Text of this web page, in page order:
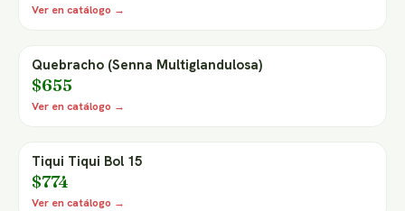
Ver en catálogo →
Quebracho (Senna Multiglandulosa)
$655
Ver en catálogo →
Tiqui Tiqui Bol 15
$774
Ver en catálogo →